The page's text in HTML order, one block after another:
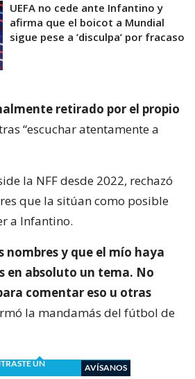
UEFA no cede ante Infantino y
afirma que el boicot a Mundial
sigue pese a ’disculpa’ por fracaso
retirado por el propio
“escuchar atentamente a
la NFF desde 2022, rechazó
que la sitúan como posible
a Infantino.
nombres y que el mío haya
en absoluto un tema. No
comentar eso u otras
la mandamás del fútbol de
UN
AVÍSANOS